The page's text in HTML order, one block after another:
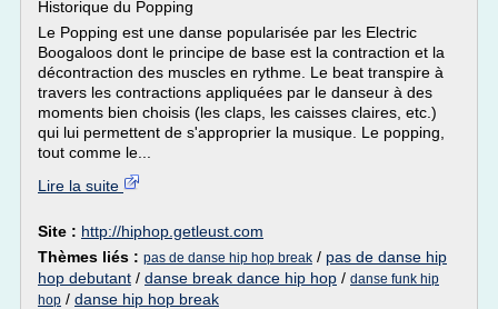
Historique du Popping
Le Popping est une danse popularisée par les Electric
Boogaloos dont le principe de base est la contraction et la
décontraction des muscles en rythme. Le beat transpire à
travers les contractions appliquées par le danseur à des
moments bien choisis (les claps, les caisses claires, etc.)
qui lui permettent de s'approprier la musique. Le popping,
tout comme le...
Lire la suite
Site : http://hiphop.getleust.com
Thèmes liés : pas de danse hip hop break / pas de danse hip
hop debutant / danse break dance hip hop / danse funk hip
hop / danse hip hop break